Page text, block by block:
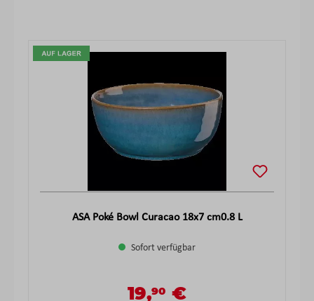
ASA Poké Bowl Curacao 18x7 cm0.8 L
Sofort verfügbar
Regulärer Preis:
Verkaufspreis:
19,90 €